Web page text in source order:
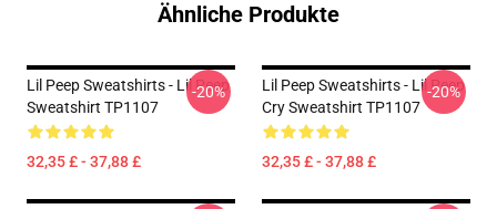
Ähnliche Produkte
Lil Peep Sweatshirts - Lil Peep
Sweatshirt TP1107
32,35 £ - 37,88 £
-20%
Lil Peep Sweatshirts - Lil Peep
Cry Sweatshirt TP1107
32,35 £ - 37,88 £
-20%